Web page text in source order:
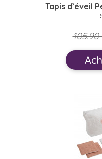
Tapis d’éveil